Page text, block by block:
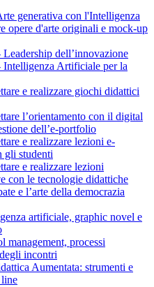
generativa con l'Intelligenza
opere d'arte originali e mock-up
dell’innovazione
Artificiale per la
e realizzare giochi didattici
l’orientamento con il digital
dell’e-portfolio
e realizzare lezioni e-
gli studenti
e realizzare lezioni
con le tecnologie didattiche
e l’arte della democrazia
artificiale, graphic novel e
management, processi
incontri
Aumentata: strumenti e
line